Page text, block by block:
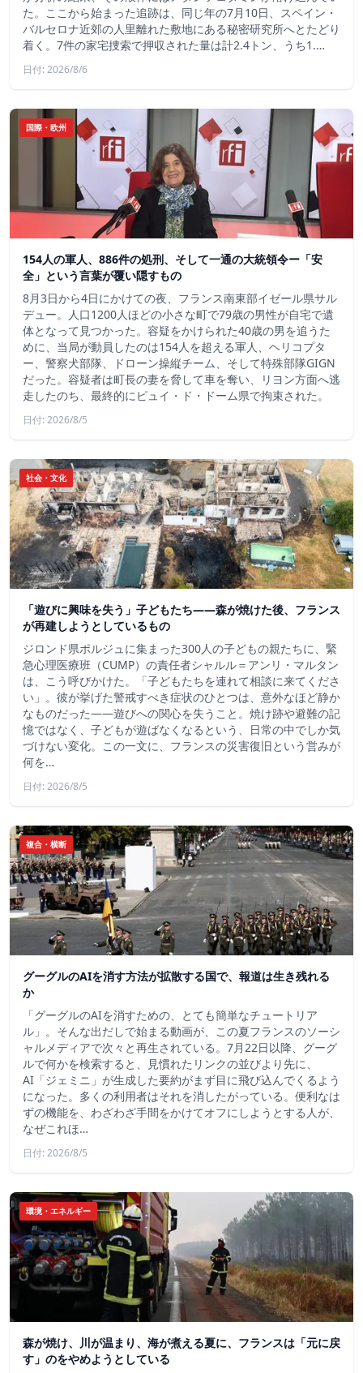
た。ここから始まった追跡は、同じ年の7月10日、スペイン・
バルセロナ近郊の人里離れた敷地にある秘密研究所へとたどり
着く。7件の家宅捜索で押収された量は計2.4トン、うち1.…
日付: 2026/8/6
国際・欧州
154人の軍人、886件の処刑、そして一通の大統領令ー「安
全」という言葉が覆い隠すもの
8月3日から4日にかけての夜、フランス南東部イゼール県サル
デュー。人口1200人ほどの小さな町で79歳の男性が自宅で遺
体となって見つかった。容疑をかけられた40歳の男を追うた
めに、当局が動員したのは154人を超える軍人、ヘリコプタ
ー、警察犬部隊、ドローン操縦チーム、そして特殊部隊GIGN
だった。容疑者は町長の妻を脅して車を奪い、リヨン方面へ逃
走したのち、最終的にピュイ・ド・ドーム県で拘束された。
日付: 2026/8/5
社会・文化
「遊びに興味を失う」子どもたち——森が焼けた後、フランス
が再建しようとしているもの
ジロンド県ポルジュに集まった300人の子どもの親たちに、緊
急心理医療班（CUMP）の責任者シャルル＝アンリ・マルタン
は、こう呼びかけた。「子どもたちを連れて相談に来てくださ
い」。彼が挙げた警戒すべき症状のひとつは、意外なほど静か
なものだった――遊びへの関心を失うこと。焼け跡や避難の記
憶ではなく、子どもが遊ばなくなるという、日常の中でしか気
づけない変化。この一文に、フランスの災害復旧という営みが
何を…
日付: 2026/8/5
複合・横断
グーグルのAIを消す方法が拡散する国で、報道は生き残れる
か
「グーグルのAIを消すための、とても簡単なチュートリア
ル」。そんな出だしで始まる動画が、この夏フランスのソーシ
ャルメディアで次々と再生されている。7月22日以降、グーグ
ルで何かを検索すると、見慣れたリンクの並びより先に、
AI「ジェミニ」が生成した要約がまず目に飛び込んでくるよう
になった。多くの利用者はそれを消したがっている。便利なは
ずの機能を、わざわざ手間をかけてオフにしようとする人が、
なぜこれほ…
日付: 2026/8/5
環境・エネルギー
森が焼け、川が温まり、海が煮える夏に、フランスは「元に戻
す」のをやめようとしている